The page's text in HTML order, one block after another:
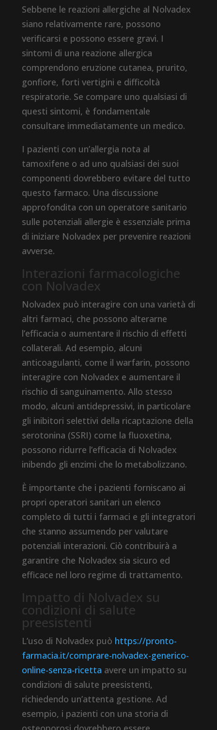
Sebbene le reazioni allergiche al Nolvadex
siano relativamente rare, possono
verificarsi e possono essere gravi. I
sintomi di una reazione allergica
comprendono eruzione cutanea, prurito,
gonfiore, forti vertigini e difficoltà
respiratorie. Se compare uno qualsiasi di
questi sintomi, è fondamentale
consultare immediatamente un medico.
I pazienti con un’allergia nota al
tamoxifene o ad uno qualsiasi dei suoi
componenti dovrebbero evitare del tutto
questo farmaco. Una discussione
approfondita con un operatore sanitario
sulle potenziali allergie è essenziale prima
di iniziare Nolvadex per prevenire reazioni
avverse.
Interazioni farmacologiche
con Nolvadex
Nolvadex può interagire con una varietà di
altri farmaci, che possono alterarne
l’efficacia o aumentare il rischio di effetti
collaterali. Ad esempio, alcuni
anticoagulanti, come il warfarin, possono
interagire con Nolvadex e aumentare il
rischio di sanguinamento. Allo stesso
modo, alcuni antidepressivi, in particolare
gli inibitori selettivi della ricaptazione della
serotonina (SSRI) come la fluoxetina,
possono ridurre l’efficacia di Nolvadex
inibendo gli enzimi che lo metabolizzano.
È importante che i pazienti forniscano ai
propri operatori sanitari un elenco
completo di tutti i farmaci e gli integratori
che stanno assumendo per valutare
potenziali interazioni. Ciò contribuirà a
garantire che Nolvadex sia sicuro ed
efficace nel loro regime di trattamento.
Impatto di Nolvadex su
condizioni di salute
preesistenti
L’uso di Nolvadex può https://pronto-
farmacia.it/comprare-nolvadex-generico-
online-senza-ricetta avere un impatto su
condizioni di salute preesistenti,
richiedendo un’attenta gestione. Ad
esempio, i pazienti con una storia di